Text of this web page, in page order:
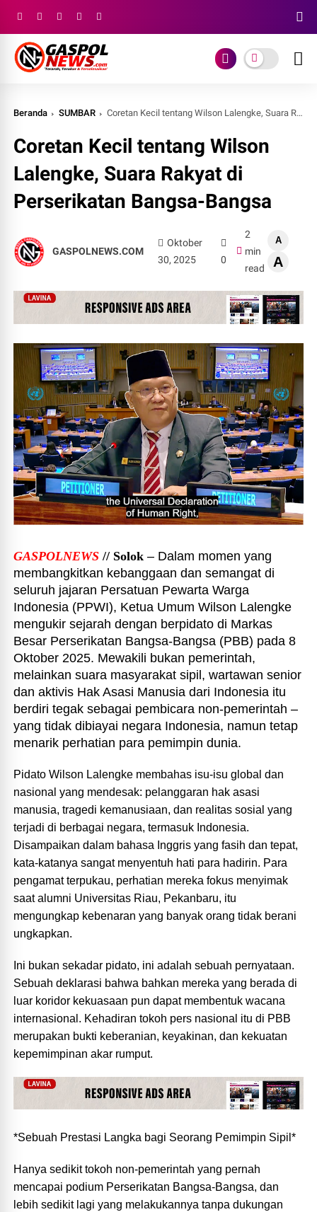
Beranda SUMBAR Coretan Kecil tentang Wilson Lalengke, Suara Rakyat di Perserikatan Bangsa-Bangsa
Coretan Kecil tentang Wilson
Lalengke, Suara Rakyat di
Perserikatan Bangsa-Bangsa
GASPOLNEWS.COM
Oktober
30, 2025
0
2
min
read
A
A
GASPOLNEWS // Solok– Dalam momen yang
membangkitkan kebanggaan dan semangat di
seluruh jajaran Persatuan Pewarta Warga
Indonesia (PPWI), Ketua Umum Wilson Lalengke
mengukir sejarah dengan berpidato di Markas
Besar Perserikatan Bangsa-Bangsa (PBB) pada 8
Oktober 2025. Mewakili bukan pemerintah,
melainkan suara masyarakat sipil, wartawan senior
dan aktivis Hak Asasi Manusia dari Indonesia itu
berdiri tegak sebagai pembicara non-pemerintah –
yang tidak dibiayai negara Indonesia, namun tetap
menarik perhatian para pemimpin dunia.
Pidato Wilson Lalengke membahas isu-isu global dan
nasional yang mendesak: pelanggaran hak asasi
manusia, tragedi kemanusiaan, dan realitas sosial yang
terjadi di berbagai negara, termasuk Indonesia.
Disampaikan dalam bahasa Inggris yang fasih dan tepat,
kata-katanya sangat menyentuh hati para hadirin. Para
pengamat terpukau, perhatian mereka fokus menyimak
saat alumni Universitas Riau, Pekanbaru, itu
mengungkap kebenaran yang banyak orang tidak berani
ungkapkan.
Ini bukan sekadar pidato, ini adalah sebuah pernyataan.
Sebuah deklarasi bahwa bahkan mereka yang berada di
luar koridor kekuasaan pun dapat membentuk wacana
internasional. Kehadiran tokoh pers nasional itu di PBB
merupakan bukti keberanian, keyakinan, dan kekuatan
kepemimpinan akar rumput.
*Sebuah Prestasi Langka bagi Seorang Pemimpin Sipil*
Hanya sedikit tokoh non-pemerintah yang pernah
mencapai podium Perserikatan Bangsa-Bangsa, dan
lebih sedikit lagi yang melakukannya tanpa dukungan